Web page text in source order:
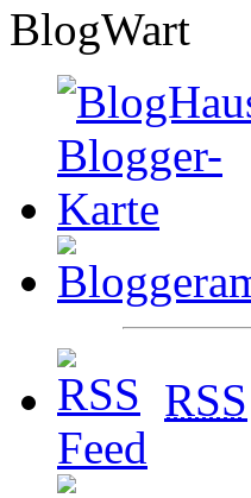
BlogWart
RSS